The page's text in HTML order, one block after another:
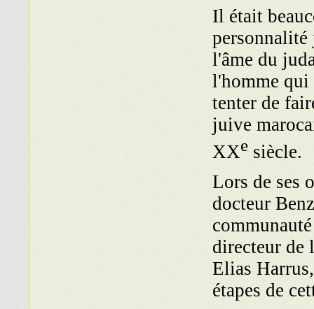
Il était
l'âme du
l'homme qui
tenter de
juive
XXe siècle.
Lors de ses
docteur
directeur de
Elias
étapes de